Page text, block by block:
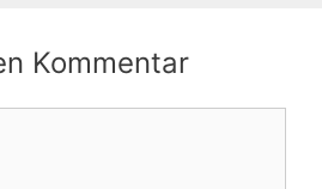
Kommentar